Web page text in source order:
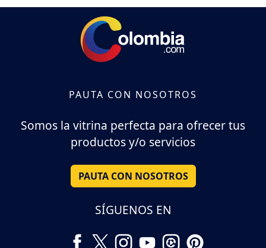
PAUTA CON NOSOTROS
Somos la vitrina perfecta para ofrecer tus
productos y/o servicios
PAUTA CON NOSOTROS
SÍGUENOS EN